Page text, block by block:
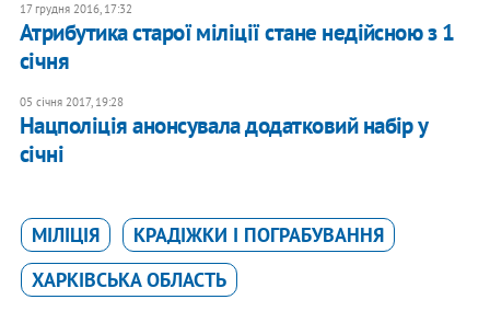
17 грудня 2016, 17:32
Атрибутика старої міліції стане недійсною з 1
січня
05 січня 2017, 19:28
Нацполіція анонсувала додатковий набір у
січні
МІЛІЦІЯ
КРАДІЖКИ І ПОГРАБУВАННЯ
ХАРКІВСЬКА ОБЛАСТЬ